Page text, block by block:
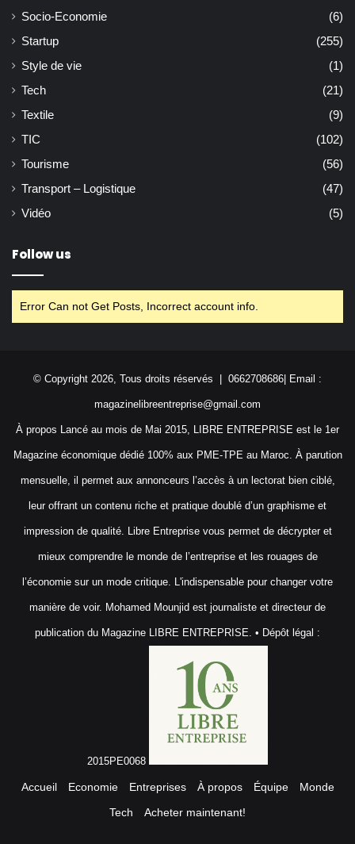
Socio-Economie
(6)
Startup
(255)
Style de vie
(1)
Tech
(21)
Textile
(9)
TIC
(102)
Tourisme
(56)
Transport – Logistique
(47)
Vidéo
(5)
Follow us
Error Can not Get Posts, Incorrect account info.
© Copyright 2026, Tous droits réservés | 0662708686| Email :
magazinelibreentreprise@gmail.com
À propos Lancé au mois de Mai 2015, LIBRE ENTREPRISE est le 1er
Magazine économique dédié 100% aux PME-TPE au Maroc. À parution
mensuelle, il permet aux annonceurs l’accès à un lectorat bien ciblé,
leur offrant un contenu riche et pratique doublé d’un graphisme et
impression de qualité. Libre Entreprise vous permet de décrypter et
mieux comprendre le monde de l’entreprise et les rouages de
l’économie sur un mode critique. L'indispensable pour changer votre
manière de voir. Mohamed Mounjid est journaliste et directeur de
publication du Magazine LIBRE ENTREPRISE. • Dépôt légal :
2015PE0068
Accueil Economie Entreprises À propos Équipe
Monde
Tech
Acheter maintenant!